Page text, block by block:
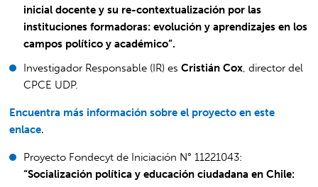
inicial docente y su re-contextualización por las
instituciones formadoras: evolución y aprendizajes en los
campos político y académico”.
Investigador Responsable (IR) esCristián Cox, director del
CPCE UDP.
Encuentra más información sobre el proyecto en este
enlace.
Proyecto Fondecyt de Iniciación N° 11221043:
“Socialización política y educación ciudadana en Chile: